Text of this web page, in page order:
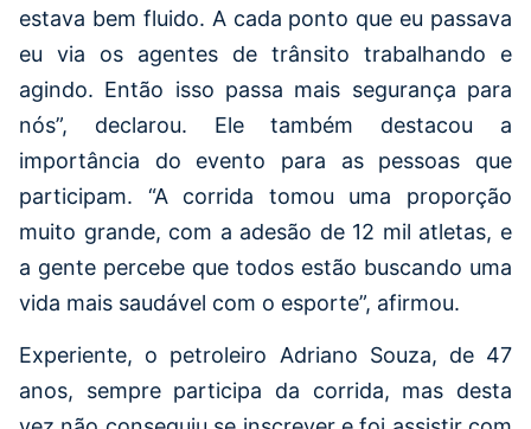
estava bem fluido. A cada ponto que eu passava
eu via os agentes de trânsito trabalhando e
agindo. Então isso passa mais segurança para
nós”, declarou. Ele também destacou a
importância do evento para as pessoas que
participam. “A corrida tomou uma proporção
muito grande, com a adesão de 12 mil atletas, e
a gente percebe que todos estão buscando uma
vida mais saudável com o esporte”, afirmou.
Experiente, o petroleiro Adriano Souza, de 47
anos, sempre participa da corrida, mas desta